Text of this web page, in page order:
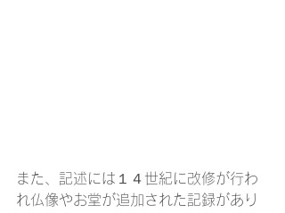
また、記述には１４世紀に改修が行わ
れ仏像やお堂が追加された記録があり